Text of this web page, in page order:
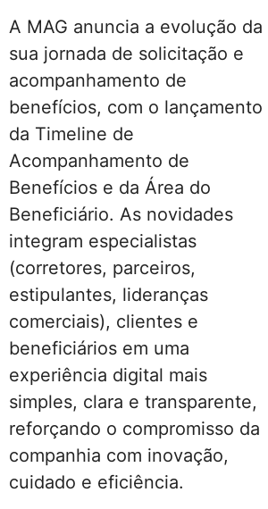
A MAG anuncia a evolução da
sua jornada de solicitação e
acompanhamento de
benefícios, com o lançamento
da Timeline de
Acompanhamento de
Benefícios e da Área do
Beneficiário. As novidades
integram especialistas
(corretores, parceiros,
estipulantes, lideranças
comerciais), clientes e
beneficiários em uma
experiência digital mais
simples, clara e transparente,
reforçando o compromisso da
companhia com inovação,
cuidado e eficiência.